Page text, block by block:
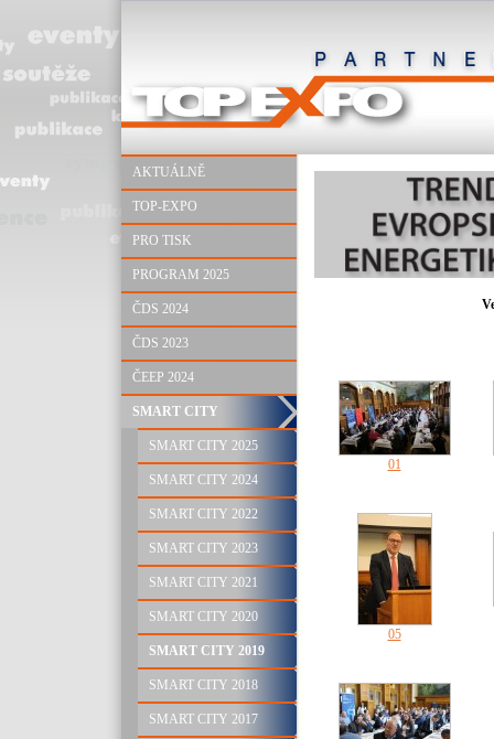
AKTUÁLNĚ
TOP-EXPO
PRO TISK
PROGRAM 2025
ČDS 2024
ČDS 2023
ČEEP 2024
SMART CITY
SMART CITY 2025
SMART CITY 2024
SMART CITY 2022
SMART CITY 2023
SMART CITY 2021
SMART CITY 2020
SMART CITY 2019
SMART CITY 2018
SMART CITY 2017
01
05